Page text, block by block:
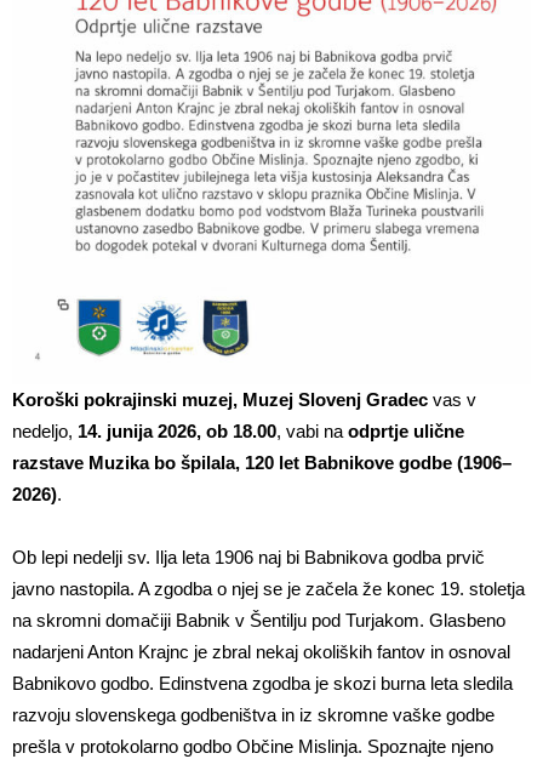
Koroški pokrajinski muzej, Muzej Slovenj Gradec vas v
nedeljo, 14. junija 2026, ob 18.00, vabi na odprtje ulične
razstave Muzika bo špilala, 120 let Babnikove godbe (1906–
2026).
Ob lepi nedelji sv. Ilja leta 1906 naj bi Babnikova godba prvič
javno nastopila. A zgodba o njej se je začela že konec 19. stoletja
na skromni domačiji Babnik v Šentilju pod Turjakom. Glasbeno
nadarjeni Anton Krajnc je zbral nekaj okoliških fantov in osnoval
Babnikovo godbo. Edinstvena zgodba je skozi burna leta sledila
razvoju slovenskega godbeništva in iz skromne vaške godbe
prešla v protokolarno godbo Občine Mislinja. Spoznajte njeno